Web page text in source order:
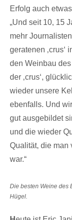
Erfolg auch
„Und seit 10, 15
mehr
geratenen ‚crus‘
den Weinbau
der ‚crus‘,
wieder unsere
ebenfalls. Und
gut ausgebildet
und die wieder
Qualität, die man
war.“
Die besten Weine des
Hügel.